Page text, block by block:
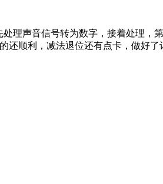
理声音信号转为数字，接着处理，
顺利，减法退位还有点卡，做好了